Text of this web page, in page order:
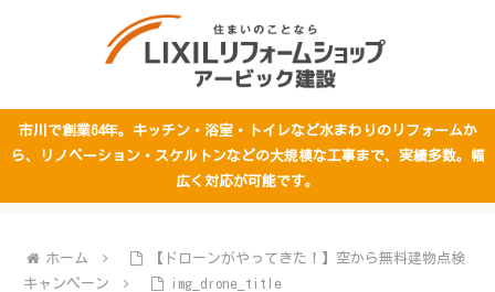
市川で創業64年。キッチン・浴室・トイレなど水まわりのリフォームか
ら、リノベーション・スケルトンなどの大規模な工事まで、実績多数。幅
広く対応が可能です。
ホーム
【ドローンがやってきた！】空から無料建物点検
キャンペーン
img_drone_title